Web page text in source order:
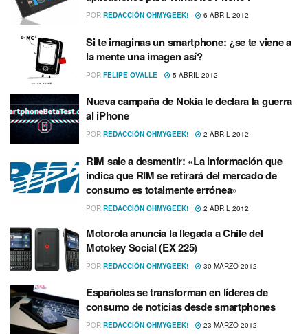
POR REDACCIÓN OHMYGEEK! 6 ABRIL 2012
Si te imaginas un smartphone: ¿se te viene a
la mente una imagen así­?
POR FELIPE OVALLE 5 ABRIL 2012
Nueva campaña de Nokia le declara la guerra
al iPhone
POR REDACCIÓN OHMYGEEK! 2 ABRIL 2012
RIM sale a desmentir: «La información que
indica que RIM se retirará del mercado de
consumo es totalmente errónea»
POR REDACCIÓN OHMYGEEK! 2 ABRIL 2012
Motorola anuncia la llegada a Chile del
Motokey Social (EX 225)
POR REDACCIÓN OHMYGEEK! 30 MARZO 2012
Españoles se transforman en lí­deres de
consumo de noticias desde smartphones
POR REDACCIÓN OHMYGEEK! 23 MARZO 2012